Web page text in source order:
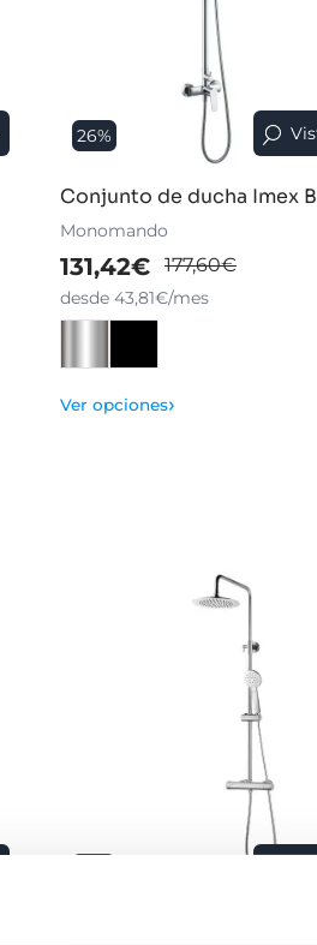
26%
Conjunto de ducha Imex
Monomando
131,42€ 177,60€
desde 43,81€/mes
Ver opciones›